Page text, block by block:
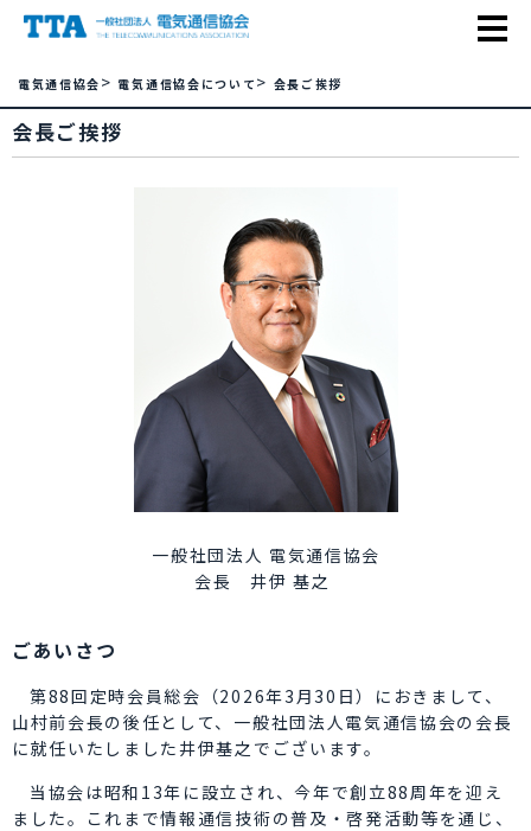
電気通信協会 > 電気通信協会について > 会長ご挨拶
会長ご挨拶
一般社団法人 電気通信協会
会長 井伊 基之
ごあいさつ
第88回定時会員総会（2026年3月30日）におきまして、
山村前会長の後任として、一般社団法人電気通信協会の会長
に就任いたしました井伊基之でございます。
当協会は昭和13年に設立され、今年で創立88周年を迎え
ました。これまで情報通信技術の普及・啓発活動等を通じ、